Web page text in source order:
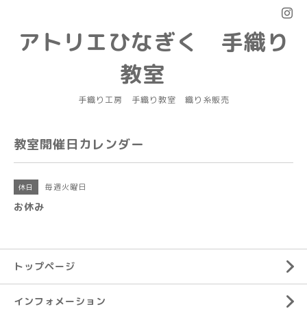
アトリエひなぎく 手織り
教室
手織り工房 手織り教室 織り糸販売
教室開催日カレンダー
休日 毎週火曜日
お休み
トップページ
インフォメーション